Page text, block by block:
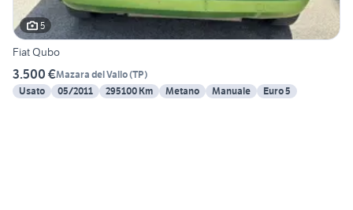
5
Fiat Qubo
3.500 €Mazara del Vallo(TP)
Usato
05/2011 295100 Km Metano Manuale Euro 5